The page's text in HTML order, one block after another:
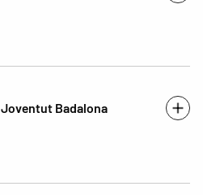
Joventut Badalona